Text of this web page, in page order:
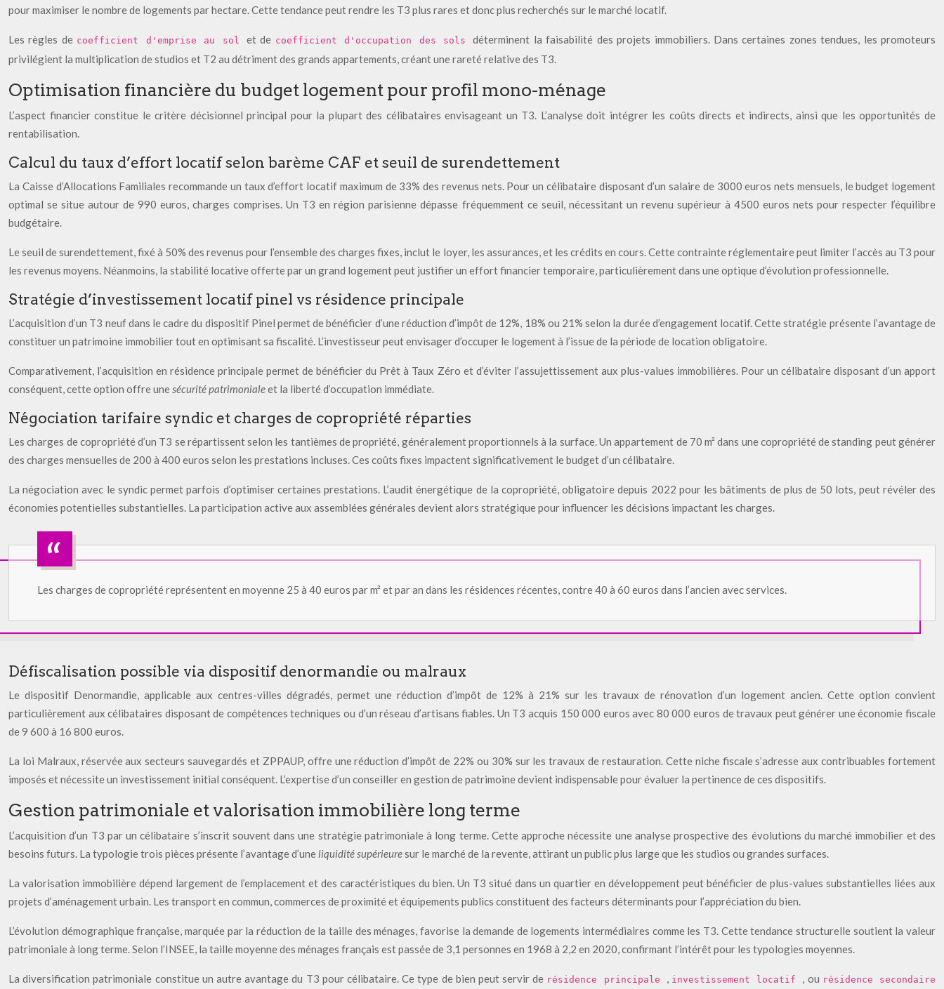
pour maximiser le nombre de logements par hectare. Cette tendance peut rendre les T3 plus rares et donc plus recherchés sur le marché locatif.
Les règles de coefficient d'emprise au sol et de coefficient d'occupation des solsdéterminent la faisabilité des projets immobiliers. Dans certaines zones tendues, les promoteurs
privilégient la multiplication de studios et T2 au détriment des grands appartements, créant une rareté relative des T3.
Optimisation financière du budget logement pour profil mono-ménage
L’aspect financier constitue le critère décisionnel principal pour la plupart des célibataires envisageant un T3. L’analyse doit intégrer les coûts directs et indirects, ainsi que les opportunités de
rentabilisation.
Calcul du taux d’effort locatif selon barème CAF et seuil de surendettement
La Caisse d’Allocations Familiales recommande un taux d’effort locatif maximum de 33% des revenus nets. Pour un célibataire disposant d’un salaire de 3000 euros nets mensuels, le budget logement
optimal se situe autour de 990 euros, charges comprises. Un T3 en région parisienne dépasse fréquemment ce seuil, nécessitant un revenu supérieur à 4500 euros nets pour respecter l’équilibre
budgétaire.
Le seuil de surendettement, fixé à 50% des revenus pour l’ensemble des charges fixes, inclut le loyer, les assurances, et les crédits en cours. Cette contrainte réglementaire peut limiter l’accès au T3 pour
les revenus moyens. Néanmoins, la stabilité locative offerte par un grand logement peut justifier un effort financier temporaire, particulièrement dans une optique d’évolution professionnelle.
Stratégie d’investissement locatif pinel vs résidence principale
L’acquisition d’un T3 neuf dans le cadre du dispositif Pinel permet de bénéficier d’une réduction d’impôt de 12%, 18% ou 21% selon la durée d’engagement locatif. Cette stratégie présente l’avantage de
constituer un patrimoine immobilier tout en optimisant sa fiscalité. L’investisseur peut envisager d’occuper le logement à l’issue de la période de location obligatoire.
Comparativement, l’acquisition en résidence principale permet de bénéficier du Prêt à Taux Zéro et d’éviter l’assujettissement aux plus-values immobilières. Pour un célibataire disposant d’un apport
conséquent, cette option offre unesécurité patrimonialeet la liberté d’occupation immédiate.
Négociation tarifaire syndic et charges de copropriété réparties
Les charges de copropriété d’un T3 se répartissent selon les tantièmes de propriété, généralement proportionnels à la surface. Un appartement de 70 m² dans une copropriété de standing peut générer
des charges mensuelles de 200 à 400 euros selon les prestations incluses. Ces coûts fixes impactent significativement le budget d’un célibataire.
La négociation avec le syndic permet parfois d’optimiser certaines prestations. L’audit énergétique de la copropriété, obligatoire depuis 2022 pour les bâtiments de plus de 50 lots, peut révéler des
économies potentielles substantielles. La participation active aux assemblées générales devient alors stratégique pour influencer les décisions impactant les charges.
Les charges de copropriété représentent en moyenne 25 à 40 euros par m² et par an dans les résidences récentes, contre 40 à 60 euros dans l’ancien avec services.
Défiscalisation possible via dispositif denormandie ou malraux
Le dispositif Denormandie, applicable aux centres-villes dégradés, permet une réduction d’impôt de 12% à 21% sur les travaux de rénovation d’un logement ancien. Cette option convient
particulièrement aux célibataires disposant de compétences techniques ou d’un réseau d’artisans fiables. Un T3 acquis 150 000 euros avec 80 000 euros de travaux peut générer une économie fiscale
de 9 600 à 16 800 euros.
La loi Malraux, réservée aux secteurs sauvegardés et ZPPAUP, offre une réduction d’impôt de 22% ou 30% sur les travaux de restauration. Cette niche fiscale s’adresse aux contribuables fortement
imposés et nécessite un investissement initial conséquent. L’expertise d’un conseiller en gestion de patrimoine devient indispensable pour évaluer la pertinence de ces dispositifs.
Gestion patrimoniale et valorisation immobilière long terme
L’acquisition d’un T3 par un célibataire s’inscrit souvent dans une stratégie patrimoniale à long terme. Cette approche nécessite une analyse prospective des évolutions du marché immobilier et des
besoins futurs. La typologie trois pièces présente l’avantage d’une liquidité supérieuresur le marché de la revente, attirant un public plus large que les studios ou grandes surfaces.
La valorisation immobilière dépend largement de l’emplacement et des caractéristiques du bien. Un T3 situé dans un quartier en développement peut bénéficier de plus-values substantielles liées aux
projets d’aménagement urbain. Les transport en commun, commerces de proximité et équipements publics constituent des facteurs déterminants pour l’appréciation du bien.
L’évolution démographique française, marquée par la réduction de la taille des ménages, favorise la demande de logements intermédiaires comme les T3. Cette tendance structurelle soutient la valeur
patrimoniale à long terme. Selon l’INSEE, la taille moyenne des ménages français est passée de 3,1 personnes en 1968 à 2,2 en 2020, confirmant l’intérêt pour les typologies moyennes.
La diversification patrimoniale constitue un autre avantage du T3 pour célibataire. Ce type de bien peut servir de résidence principale , investissement locatif , ou résidence secondaire